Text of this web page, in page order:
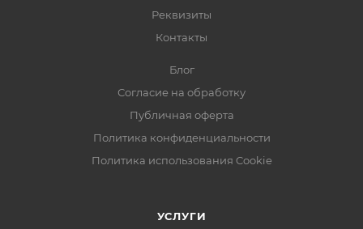
Реквизиты
Контакты
Блог
Согласие на обработку
Публичная оферта
Политика конфиденциальности
Политика использования Cookie
УСЛУГИ